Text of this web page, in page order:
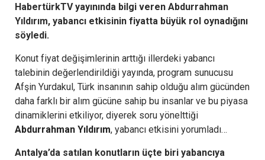
HabertürkTV yayınında bilgi veren Abdurrahman
Yıldırım, yabancı etkisinin fiyatta büyük rol oynadığını
söyledi.
Konut fiyat değişimlerinin arttığı illerdeki yabancı
talebinin değerlendirildiği yayında, program sunucusu
Afşin Yurdakul, Türk insanının sahip olduğu alım gücünden
daha farklı bir alım gücüne sahip bu insanlar ve bu piyasa
dinamiklerini etkiliyor, diyerek soru yönelttiği
Abdurrahman Yıldırım, yabancı etkisini yorumladı…
Antalya’da satılan konutların üçte biri yabancıya